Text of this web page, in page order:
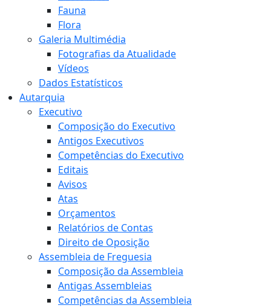
Fauna
Flora
Galeria Multimédia
Fotografias da Atualidade
Vídeos
Dados Estatísticos
Autarquia
Executivo
Composição do Executivo
Antigos Executivos
Competências do Executivo
Editais
Avisos
Atas
Orçamentos
Relatórios de Contas
Direito de Oposição
Assembleia de Freguesia
Composição da Assembleia
Antigas Assembleias
Competências da Assembleia